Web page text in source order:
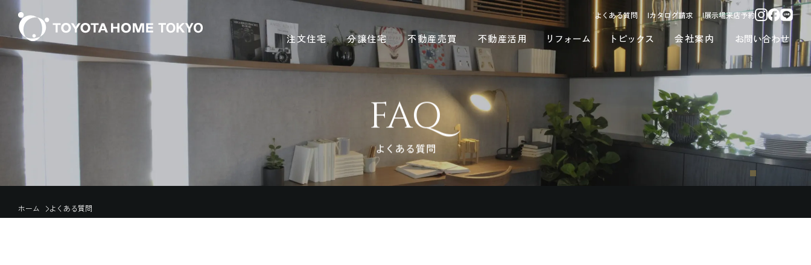
よくある質問 カタログ請求 展示場来店予約
注文住宅 分譲住宅 不動産売買 不動産活用 リフォーム トピックス 会社案内 お問い合わせ
FAQ
よくある質問
ホーム よくある質問